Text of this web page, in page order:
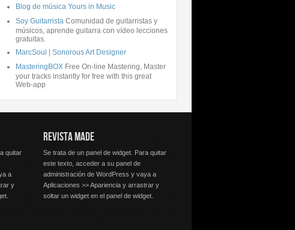
Blog de música Yours in Music
Soy Guitarrista Comunidad de guitarristas y
músicos, aprende guitarra con vídeo lecciones
gratuitas.
MarcSoul | Sonorous Art Designer
MasteringBOX Free On-line Mastering, Master
your tracks instantly for free with this great
Web-app
quitar
a
y
REVISTA MADE
Se trata de un panel de widget. Para quitar
este texto, acceder a su panel de
administración de WordPress y vaya a
Aplicaciones >> Apariencia y arrastrar y
soltar un widget en el panel de widget.